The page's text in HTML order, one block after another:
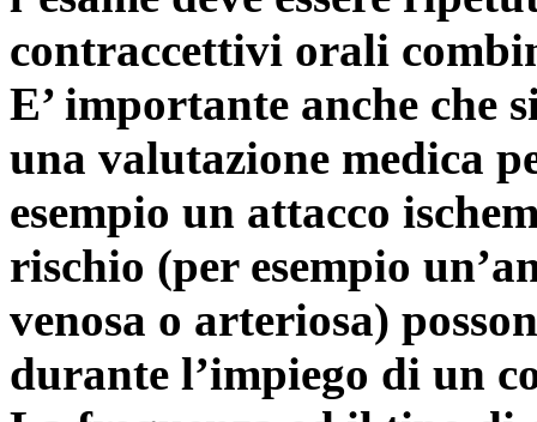
contraccettivi orali
E’ importante anche che
una valutazione medica
esempio un attacco
rischio (per esempio
venosa o arteriosa)
durante l’impiego di un